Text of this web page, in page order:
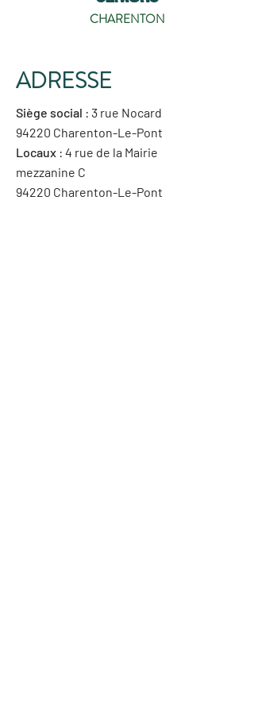
CHARENTON
ADRESSE
Siège social : 3 rue Nocard
94220 Charenton-Le-Pont
Locaux : 4 rue de la Mairie
mezzanine C
94220 Charenton-Le-Pont